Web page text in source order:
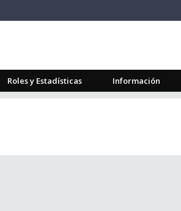
Roles y Estadísticas Información